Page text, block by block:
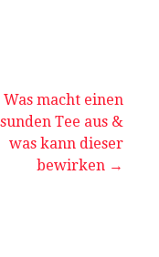
Was macht einen
Tee aus &
was kann dieser
bewirken →